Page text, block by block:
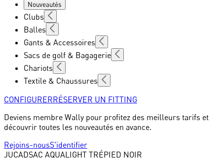
Nouveautés
Clubs
Balles
Gants & Accessoires
Sacs de golf & Bagagerie
Chariots
Textile & Chaussures
CONFIGURERRÉSERVER UN FITTING
Deviens membre Wally pour profitez des meilleurs tarifs et
découvrir toutes les nouveautés en avance.
Rejoins-nousS'identifier
JUCADSAC AQUALIGHT TRÉPIED NOIR